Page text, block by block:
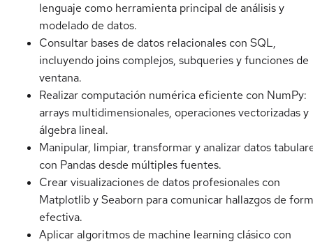
lenguaje como herramienta principal de análisis y
modelado de datos.
Consultar bases de datos relacionales con SQL,
incluyendo joins complejos, subqueries y funciones de
ventana.
Realizar computación numérica eficiente con NumPy:
arrays multidimensionales, operaciones vectorizadas y
álgebra lineal.
Manipular, limpiar, transformar y analizar datos
con Pandas desde múltiples fuentes.
Crear visualizaciones de datos profesionales con
Matplotlib y Seaborn para comunicar hallazgos de
efectiva.
Aplicar algoritmos de machine learning clásico con